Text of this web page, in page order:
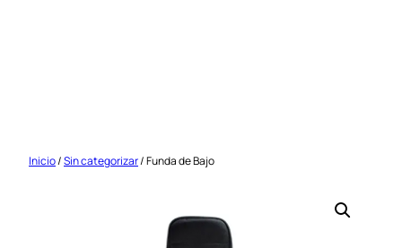
Inicio/Sin categorizar/ Funda de Bajo